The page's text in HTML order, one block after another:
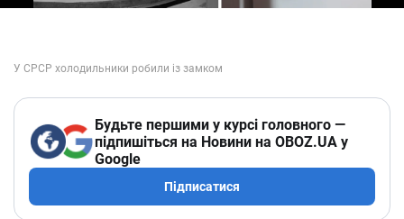
Будьте першими у курсі головного —
підпишіться на Новини на OBOZ.UA у
Google
Підписатися